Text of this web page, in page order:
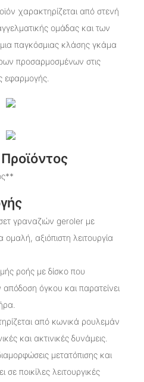
χαρακτηρίζεται από στενή
ομάδας και των
παγκόσμιας κλάσης γκάμα
προσαρμοσμένων στις
εφαρμογής.
γραναζιών geroler με
αξιόπιστη λειτουργία
ροής με δίσκο που
απόδοση όγκου και παρατείνει
από κωνικά ρουλεμάν
και ακτινικές δυνάμεις.
μετατόπισης και
σε ποικίλες λειτουργικές